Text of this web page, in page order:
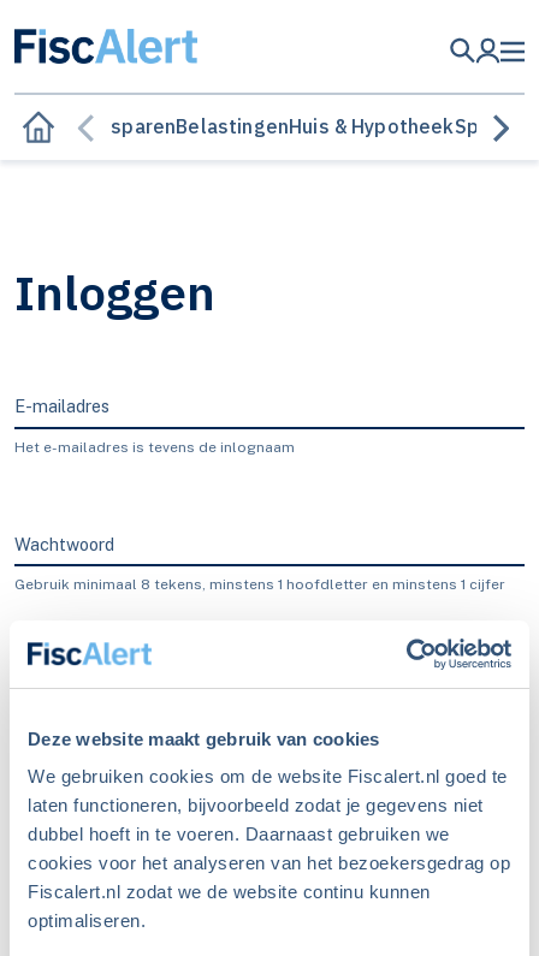
Deze website maakt gebruik van cookies
We gebruiken cookies om de website Fiscalert.nl goed te
laten functioneren, bijvoorbeeld zodat je gegevens niet
dubbel hoeft in te voeren. Daarnaast gebruiken we
cookies voor het analyseren van het bezoekersgedrag op
Fiscalert.nl zodat we de website continu kunnen
optimaliseren.
BesparenBelastingenHuis & HypotheekSparen
Inloggen
E-mailadres
Het e-mailadres is tevens de inlognaam
Wachtwoord
Gebruik minimaal 8 tekens, minstens 1 hoofdletter en minstens 1 cijfer
Blijf ingelogd
Inloggen
Ben je je wachtwoord
vergeten?